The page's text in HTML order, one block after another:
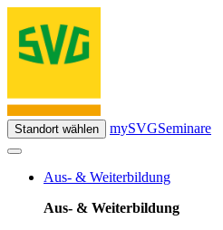
Standort wählen mySVGSeminare
Aus- & Weiterbildung
Aus- & Weiterbildung